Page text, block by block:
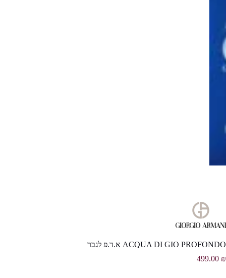
ACQUA DI GIO PROFONDO א.ד.פ לגבר
499.00 ₪